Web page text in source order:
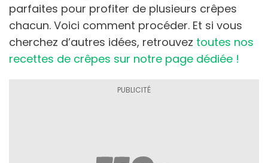
parfaites pour profiter de plusieurs crêpes
chacun. Voici comment procéder. Et si vous
cherchez d’autres idées, retrouvez toutes nos
recettes de crêpes sur notre page dédiée !